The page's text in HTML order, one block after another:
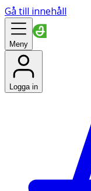
Gå till innehåll
Meny
Logga in